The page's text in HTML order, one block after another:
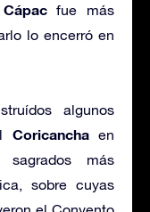
fue más
lo encerró en
algunos
Coricanchaen
más
sobre cuyas